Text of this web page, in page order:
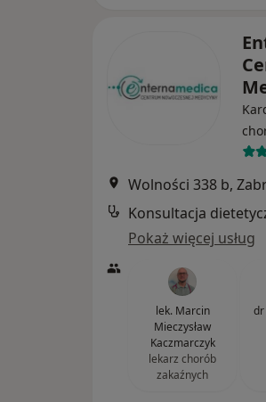
Wolności 338 b,
Konsultacja
Pokaż więcej usług
lek. Marcin
Mieczysław
Kaczmarczyk
lekarz chorób
zakaźnych
dr